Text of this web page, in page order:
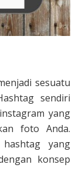
sesuatu
sendiri
yang
foto Anda.
yang
konsep